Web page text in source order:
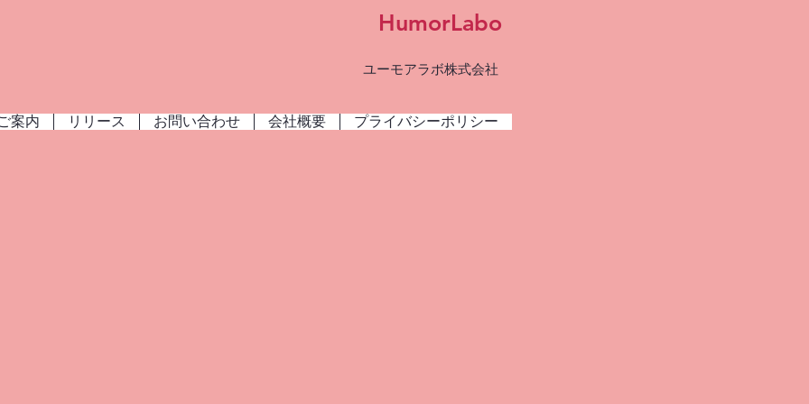
HumorLabo
ユーモアラボ株式会社
案内 リリース お問い合わせ 会社概要 プライバシーポリシー